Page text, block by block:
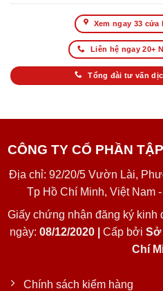
Xem ngay 33 cửa
Liên hệ ngay 20+
Tổng đài tư vấn
CÔNG TY CỔ PHẦN
Địa chỉ: 92/20/5 Vườn Lài,
Tp Hồ Chí Minh, Việt Nam
Giấy chứng nhận đăng ký kinh
ngày: 08/12/2020 | Cấp bởi Sở
Chí
Chính sách kiểm hàng